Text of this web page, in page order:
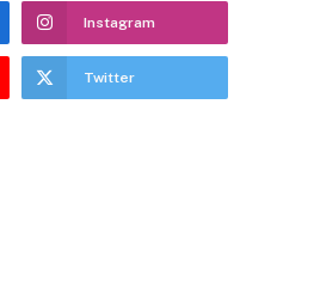
Instagram
Twitter